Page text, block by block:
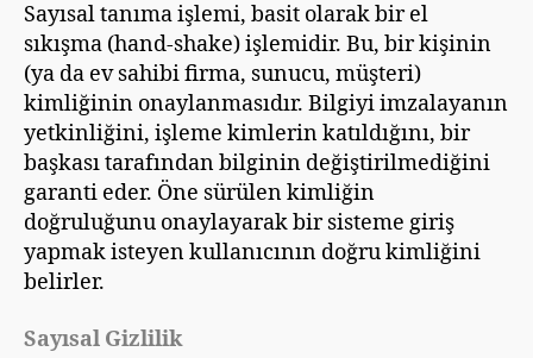
Sayısal tanıma işlemi, basit olarak bir el
sıkışma (hand-shake) işlemidir. Bu, bir kişinin
(ya da ev sahibi firma, sunucu, müşteri)
kimliğinin onaylanmasıdır. Bilgiyi imzalayanın
yetkinliğini, işleme kimlerin katıldığını, bir
başkası tarafından bilginin değiştirilmediğini
garanti eder. Öne sürülen kimliğin
doğruluğunu onaylayarak bir sisteme giriş
yapmak isteyen kullanıcının doğru kimliğini
belirler.
Sayısal Gizlilik